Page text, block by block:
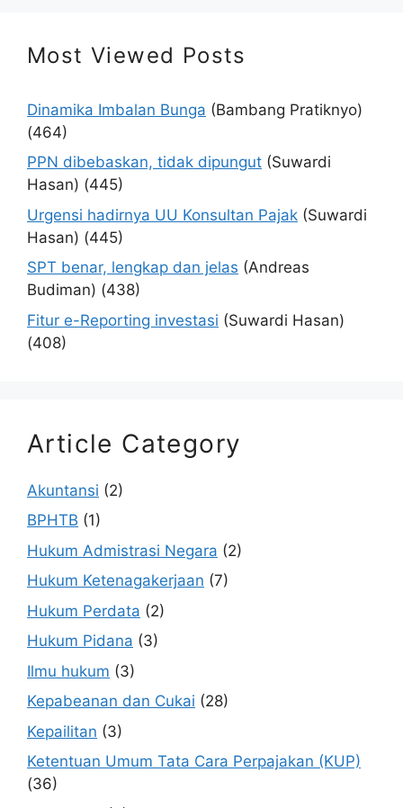
Most Viewed Posts
Dinamika Imbalan Bunga (Bambang Pratiknyo)
(464)
PPN dibebaskan, tidak dipungut (Suwardi
Hasan) (445)
Urgensi hadirnya UU Konsultan Pajak (Suwardi
Hasan) (445)
SPT benar, lengkap dan jelas (Andreas
Budiman) (438)
Fitur e-Reporting investasi (Suwardi Hasan)
(408)
Article Category
Akuntansi (2)
BPHTB (1)
Hukum Admistrasi Negara (2)
Hukum Ketenagakerjaan (7)
Hukum Perdata (2)
Hukum Pidana (3)
Ilmu hukum (3)
Kepabeanan dan Cukai (28)
Kepailitan (3)
Ketentuan Umum Tata Cara Perpajakan (KUP)
(36)